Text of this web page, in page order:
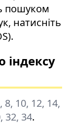
пошуком
натисніть
індексу
8, 10, 12, 14,
32, 34.